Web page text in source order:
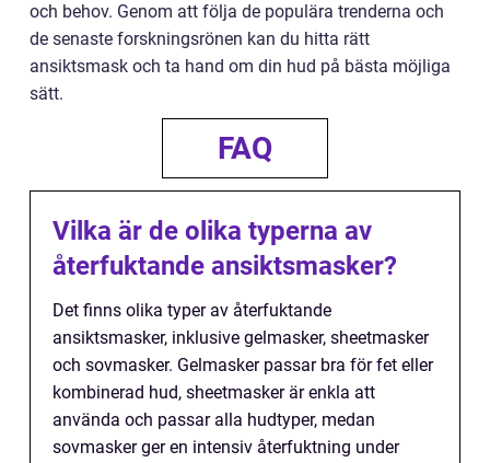
och behov. Genom att följa de populära trenderna och
de senaste forskningsrönen kan du hitta rätt
ansiktsmask och ta hand om din hud på bästa möjliga
sätt.
FAQ
Vilka är de olika typerna av
återfuktande ansiktsmasker?
Det finns olika typer av återfuktande
ansiktsmasker, inklusive gelmasker, sheetmasker
och sovmasker. Gelmasker passar bra för fet eller
kombinerad hud, sheetmasker är enkla att
använda och passar alla hudtyper, medan
sovmasker ger en intensiv återfuktning under